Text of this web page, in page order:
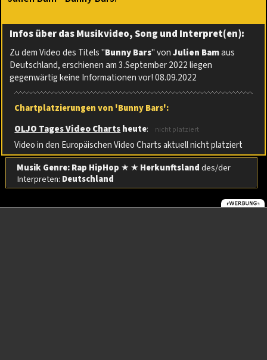
Infos über das Musikvideo, Song und Interpret(en):
Zu dem Video des Titels "Bunny Bars" vonJulien Bamaus
Deutschland, erschienen am 3.September 2022 liegen
gegenwärtig keine Informationen vor! 08.09.2022
Chartplatzierungen von 'Bunny Bars':
OLJO Tages Video Chartsheute: nicht platziert
Video in den Europäischen Video Charts aktuell nicht platziert
Musik Genre: Rap HipHop ★ ★ Herkunftslanddes/der
Interpreten: Deutschland